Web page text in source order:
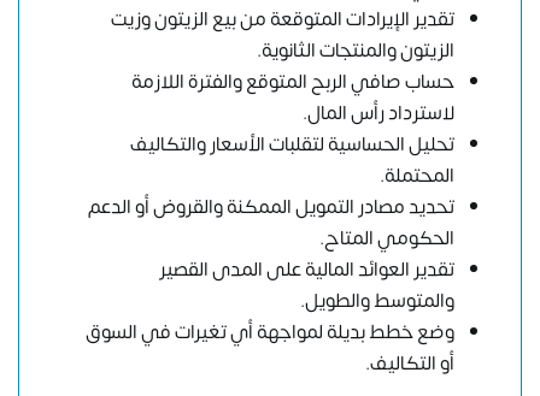
تقدير الإيرادات المتوقعة من بيع الزيتون وزيت
الزيتون والمنتجات الثانوية.
حساب صافي الربح المتوقع والفترة اللازمة
لاسترداد رأس المال.
تحليل الحساسية لتقلبات الأسعار والتكاليف
المحتملة.
تحديد مصادر التمويل الممكنة والقروض أو الدعم
الحكومي المتاح.
تقدير العوائد المالية على المدى القصير
والمتوسط والطويل.
وضع خطط بديلة لمواجهة أي تغيرات في السوق
أو التكاليف.